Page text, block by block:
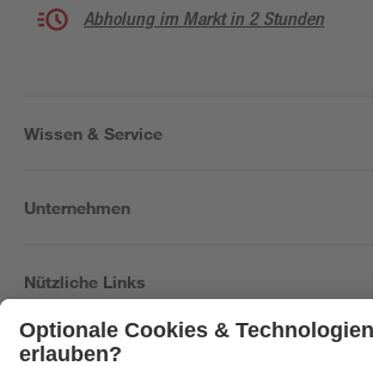
Abholung im Markt in 2 Stunden
Wissen & Service
Unternehmen
Nützliche Links